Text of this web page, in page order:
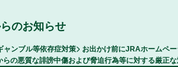
のお知らせ
ャンブル等依存症対策
お出かけ前にJRAホームペ
らの悪質な誹謗中傷および脅迫行為等に対する厳正